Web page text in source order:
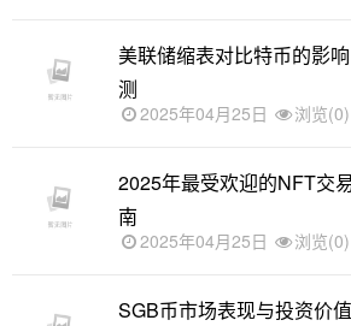
美联储缩表对比特币的影
测
2025年04月25日 浏览(0)
2025年最受欢迎的NFT交
南
2025年04月25日 浏览(0)
SGB币市场表现与投资价